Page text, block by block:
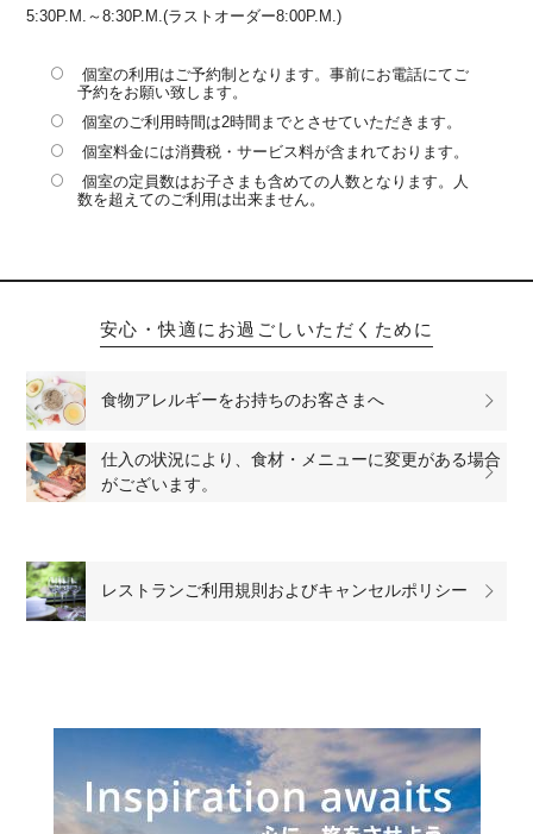
5:30P.M.～8:30P.M.(ラストオーダー8:00P.M.)
個室の利用はご予約制となります。事前にお電話にてご
予約をお願い致します。
個室のご利用時間は2時間までとさせていただきます。
個室料金には消費税・サービス料が含まれております。
個室の定員数はお子さまも含めての人数となります。人
数を超えてのご利用は出来ません。
安心・快適にお過ごしいただくために
食物アレルギーをお持ちのお客さまへ
仕入の状況により、食材・メニューに変更がある場合
がございます。
レストランご利用規則およびキャンセルポリシー